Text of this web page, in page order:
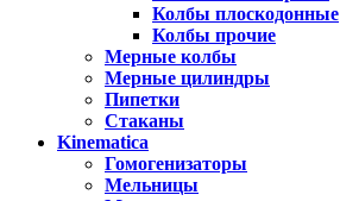
Колбы плоскодонные
Колбы прочие
Мерные колбы
Мерные цилиндры
Пипетки
Стаканы
Kinematica
Гомогенизаторы
Мельницы